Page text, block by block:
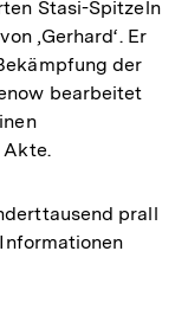
Stasi-Spitzeln
‚Gerhard‘. Er
der
bearbeitet
Akte.
prall